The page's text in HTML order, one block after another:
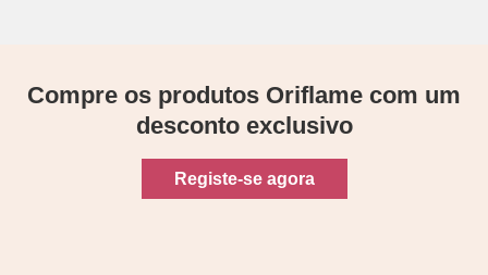
Compre os produtos Oriflame com um
desconto exclusivo
Registe-se agora